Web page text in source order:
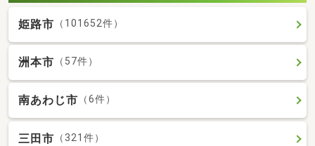
姫路市 （101652件）
洲本市 （57件）
南あわじ市 （6件）
三田市 （321件）